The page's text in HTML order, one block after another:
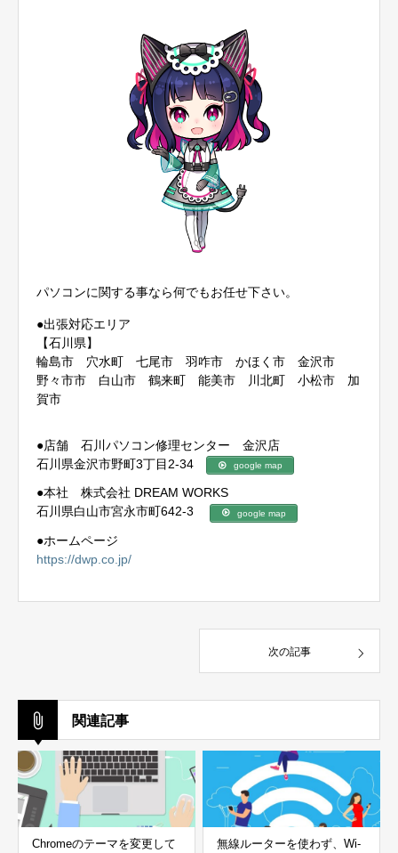
パソコンに関する事なら何でもお任せ下さい。
●出張対応エリア
【石川県】
輪島市 穴水町 七尾市 羽咋市 かほく市 金沢市
野々市市 白山市 鶴来町 能美市 川北町 小松市 加
賀市
●店舗 石川パソコン修理センター 金沢店
石川県金沢市野町3丁目2-34
google map
●本社 株式会社 DREAM WORKS
石川県白山市宮永市町642-3
google map
●ホームページ
https://dwp.co.jp/
次の記事
関連記事
Chromeのテーマを変更して
無線ルーターを使わず、Wi-